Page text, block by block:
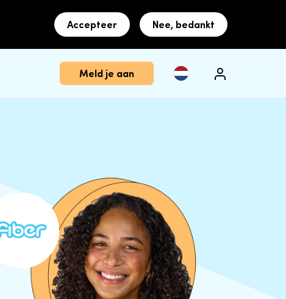
Accepteer Nee, bedankt
Meld je aan